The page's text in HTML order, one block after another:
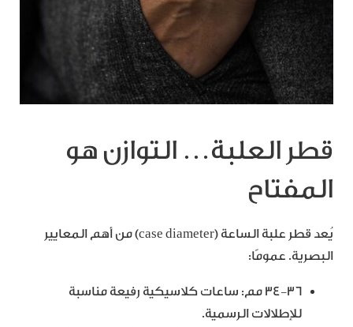
قطر العلبة… التوازن هو
المفتاح
يُعد قطر علبة الساعة (case diameter) من أهم المعايير
البصرية. عمومًا:
34-36 مم: ساعات كلاسيكية رفيعة مناسبة
للإطلالات الرسمية.